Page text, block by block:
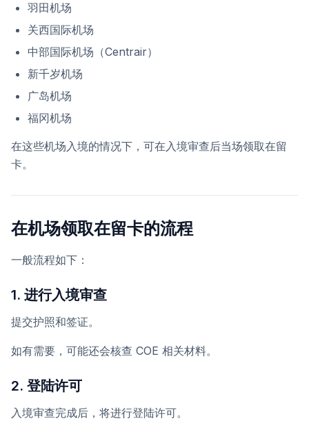
羽田机场
关西国际机场
中部国际机场（Centrair）
新千岁机场
广岛机场
福冈机场
在这些机场入境的情况下，可在入境审查后当场领取在留
卡。
在机场领取在留卡的流程
一般流程如下：
1. 进行入境审查
提交护照和签证。
如有需要，可能还会核查 COE 相关材料。
2. 登陆许可
入境审查完成后，将进行登陆许可。